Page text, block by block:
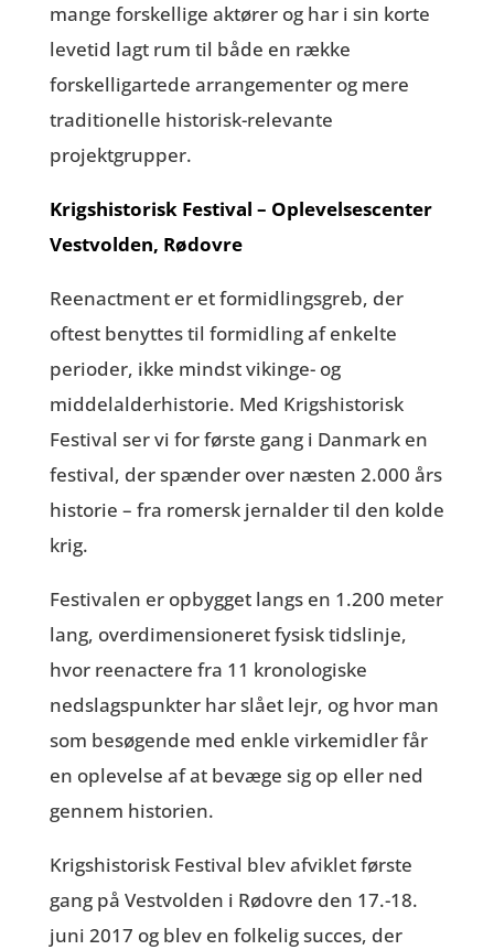
mange forskellige aktører og har i sin korte
levetid lagt rum til både en række
forskelligartede arrangementer og mere
traditionelle historisk-relevante
projektgrupper.
Krigshistorisk Festival – Oplevelsescenter
Vestvolden, Rødovre
Reenactment er et formidlingsgreb, der
oftest benyttes til formidling af enkelte
perioder, ikke mindst vikinge- og
middelalderhistorie. Med Krigshistorisk
Festival ser vi for første gang i Danmark en
festival, der spænder over næsten 2.000 års
historie – fra romersk jernalder til den kolde
krig.
Festivalen er opbygget langs en 1.200 meter
lang, overdimensioneret fysisk tidslinje,
hvor reenactere fra 11 kronologiske
nedslagspunkter har slået lejr, og hvor man
som besøgende med enkle virkemidler får
en oplevelse af at bevæge sig op eller ned
gennem historien.
Krigshistorisk Festival blev afviklet første
gang på Vestvolden i Rødovre den 17.-18.
juni 2017 og blev en folkelig succes, der